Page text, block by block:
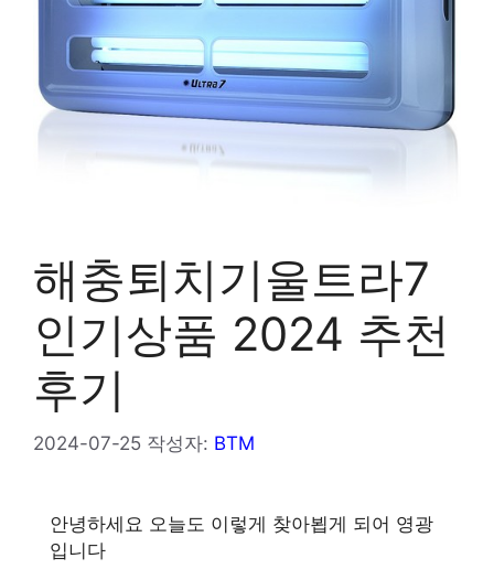
해충퇴치기울트라7
인기상품 2024 추천
후기
2024-07-25 작성자: BTM
안녕하세요 오늘도 이렇게 찾아뵙게 되어 영광
입니다